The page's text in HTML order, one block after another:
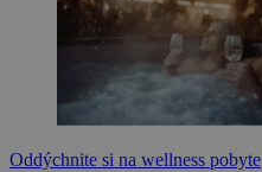
Oddýchnite si na wellness pobyte